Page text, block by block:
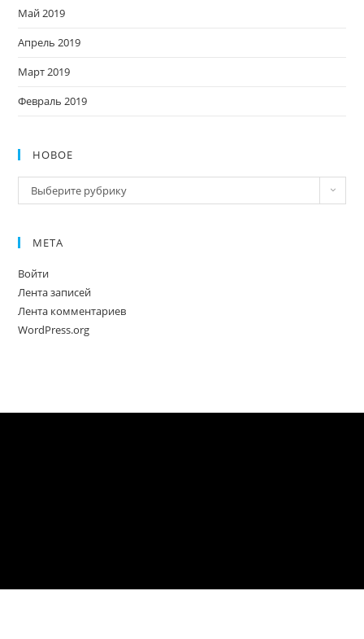
Май 2019
Апрель 2019
Март 2019
Февраль 2019
НОВОЕ
Новое
Выберите рубрику
МЕТА
Войти
Лента записей
Лента комментариев
WordPress.org